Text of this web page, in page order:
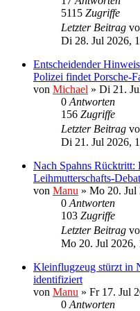
5115 Zugriffe
Letzter Beitrag
Di 28. Jul 2026,
Entscheidender
Polizei findet Porsche-
von Michael » Di 21.
0 Antworten
156 Zugriffe
Letzter Beitrag
Di 21. Jul 2026,
Nach Spahns Rücktritt:
Leihmutterschafts-
von Manu » Mo 20. Jul
0 Antworten
103 Zugriffe
Letzter Beitrag
Mo 20. Jul 2026,
Kleinflugzeug stürzt in
identifiziert
von Manu » Fr 17. Jul
0 Antworten